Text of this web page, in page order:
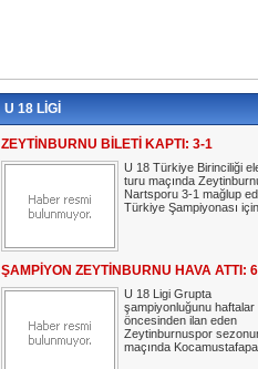
U 18 LİGİ
ZEYTİNBURNU BİLETİ KAPTI: 3-1
U 18 Türkiye Birinciliği
turu maçında
Nartsporu 3-1 mağlup
Türkiye Şampiyonası
ŞAMPİYON ZEYTİNBURNU HAVA ATTI:
U 18 Ligi Grupta
şampiyonluğunu haftalar
öncesinden ilan eden
Zeytinburnuspor
maçında